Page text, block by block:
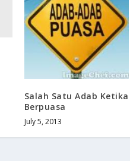
Salah Satu Adab Ketika
Berpuasa
July 5, 2013